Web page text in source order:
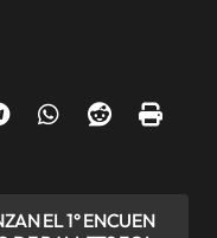
EL 1° ENCUEN